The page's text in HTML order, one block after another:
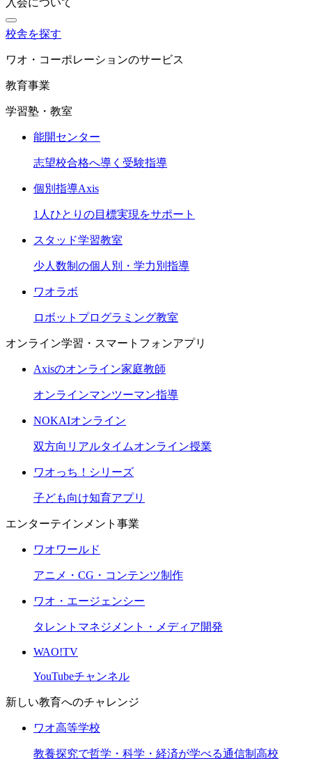
入会について
校舎を探す
ワオ・コーポレーションのサービス
教育事業
学習塾・教室
能開センター
志望校合格へ導く受験指導
個別指導Axis
1人ひとりの目標実現をサポート
スタッド学習教室
少人数制の個人別・学力別指導
ワオラボ
ロボットプログラミング教室
オンライン学習・スマートフォンアプリ
Axisのオンライン家庭教師
オンラインマンツーマン指導
NOKAIオンライン
双方向リアルタイムオンライン授業
ワオっち！シリーズ
子ども向け知育アプリ
エンターテインメント事業
ワオワールド
アニメ・CG・コンテンツ制作
ワオ・エージェンシー
タレントマネジメント・メディア開発
WAO!TV
YouTubeチャンネル
新しい教育へのチャレンジ
ワオ高等学校
教養探究で哲学・科学・経済が学べる通信制高校